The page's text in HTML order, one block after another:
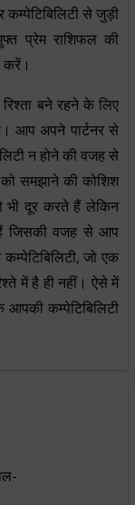
से जुड़ी
प्रेम राशिफल की
करें।
बने रहने के लिए
आप अपने पार्टनर से
न होने की वजह से
समझाने की कोशिश
भी दूर करते हैं लेकिन
जिसकी वजह से आप
जो एक
में है ही नहीं। ऐसे में
कम्पेटिबिलिटी